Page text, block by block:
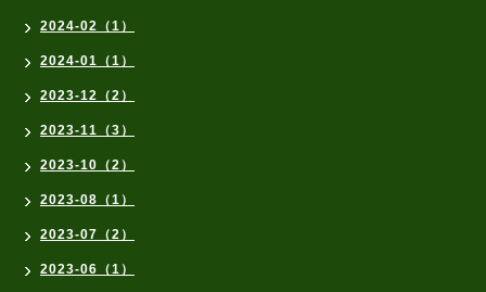
2024-02（1）
2024-01（1）
2023-12（2）
2023-11（3）
2023-10（2）
2023-08（1）
2023-07（2）
2023-06（1）